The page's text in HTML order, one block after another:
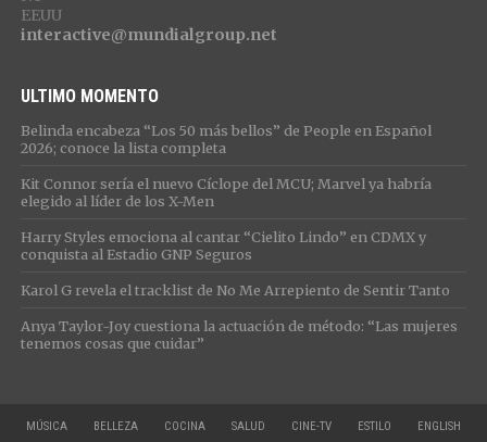
EEUU
interactive@mundialgroup.net
ULTIMO MOMENTO
Belinda encabeza “Los 50 más bellos” de People en Español
2026; conoce la lista completa
Kit Connor sería el nuevo Cíclope del MCU; Marvel ya habría
elegido al líder de los X-Men
Harry Styles emociona al cantar “Cielito Lindo” en CDMX y
conquista al Estadio GNP Seguros
Karol G revela el tracklist de No Me Arrepiento de Sentir Tanto
Anya Taylor-Joy cuestiona la actuación de método: “Las mujeres
tenemos cosas que cuidar”
MÚSICA BELLEZA COCINA SALUD CINE-TV ESTILO ENGLISH